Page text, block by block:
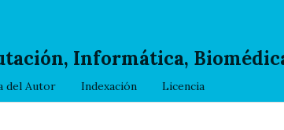
Informática,
del Autor Indexación Licencia